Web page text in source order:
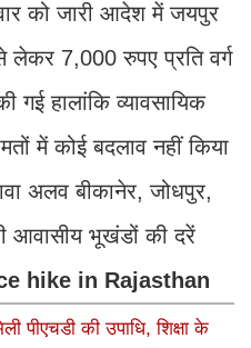
को जारी आदेश में जयपुर
लेकर 7,000 रुपए प्रति वर्ग
गई हालांकि व्यावसायिक
में कोई बदलाव नहीं किया
अलव बीकानेर, जोधपुर,
आवासीय भूखंडों की दरें
hike in Rajasthan
पीएचडी की उपाधि, शिक्षा के